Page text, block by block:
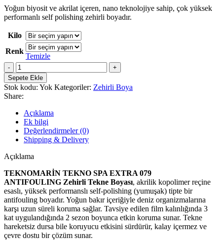
4.842,00 ₺
-
Yoğun biyosit ve akrilat içeren, nano teknolojiye sahip, çok yüksek
performanlı self polishing zehirli boyadır.
Kilo
Renk
Temizle
TEKNOMARİN
TEKNO
SPA
EXTRA
079
ANTIFOULING
adet
Sepete Ekle
Stok kodu: Yok Kategoriler: Zehirli Boya
Share:
Açıklama
Ek bilgi
Değerlendirmeler (0)
Shipping & Delivery
Açıklama
TEKNOMARİN TEKNO SPA EXTRA 079
ANTIFOULING Zehirli Tekne Boyası, akrilik kopolimer reçine
esaslı, yüksek performanslı self-polishing (yumuşak) tipte bir
antifouling boyadır. Yoğun bakır içeriğiyle deniz organizmalarına
karşı uzun süreli koruma sağlar. Tavsiye edilen film kalınlığında 3
kat uygulandığında 2 sezon boyunca etkin koruma sunar. Tekne
hareketsiz dursa bile koruyucu etkisini sürdürür, kalay içermez ve
çevre dostu bir çözüm sunar.